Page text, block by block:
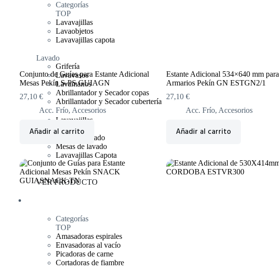
Categorías
TOP
Lavavajillas
Lavaobjetos
Lavavajillas capota
Lavado
Grifería
Lavavasos
Lavamanos
Abrillantador y Secador copas
Abrillantador y Secador cubertería
Lavavajillas
Lavaobjetos
Tunel de lavado
Mesas de lavado
Lavavajillas Capota
VER PRODUCTO
Categorías
TOP
Amasadoras espirales
Envasadoras al vacío
Picadoras de carne
Cortadoras de fiambre
Conjunto de Guías para Estante Adicional
Mesas Pekín S-PS GUIAGN
27,10 €
Acc. Frío, Accesorios
Añadir al carrito
Estante Adicional 534×640 mm para
Armarios Pekín GN ESTGN2/1
27,10 €
Acc. Frío, Accesorios
Añadir al carrito